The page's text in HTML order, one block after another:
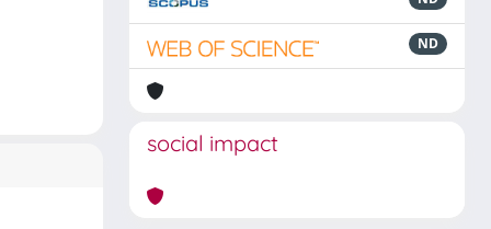
ND
social impact